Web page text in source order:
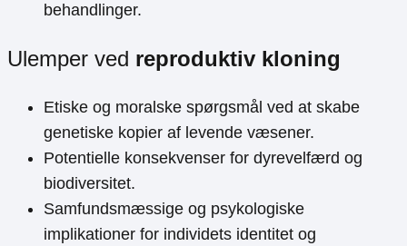
behandlinger.
Ulemper ved reproduktiv kloning
Etiske og moralske spørgsmål ved at skabe
genetiske kopier af levende væsener.
Potentielle konsekvenser for dyrevelfærd og
biodiversitet.
Samfundsmæssige og psykologiske
implikationer for individets identitet og